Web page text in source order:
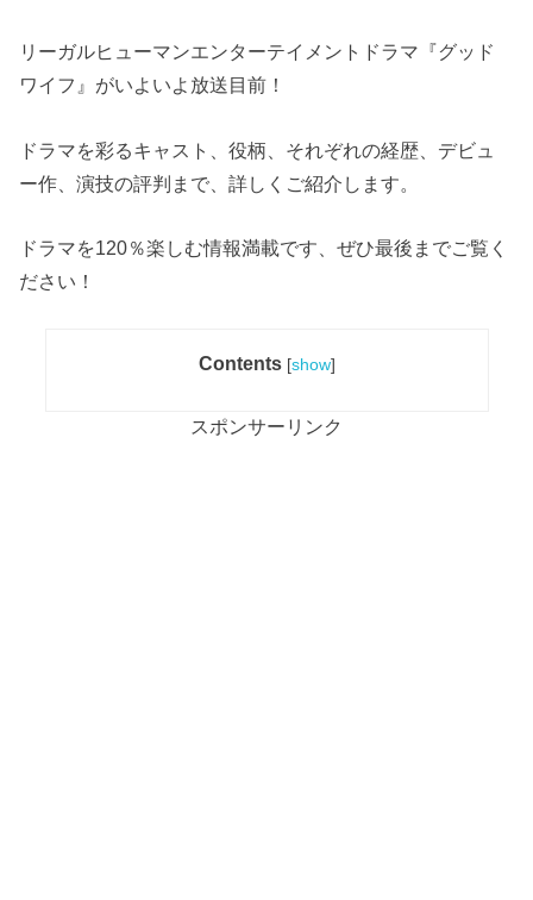
リーガルヒューマンエンターテイメントドラマ『グッド
ワイフ』がいよいよ放送目前！
ドラマを彩るキャスト、役柄、それぞれの経歴、デビュ
ー作、演技の評判まで、詳しくご紹介します。
ドラマを120％楽しむ情報満載です、ぜひ最後までご覧く
ださい！
Contents [show]
スポンサーリンク